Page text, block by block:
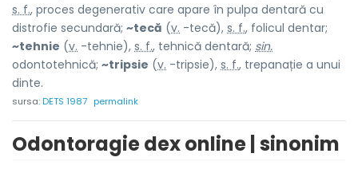
s. f., proces degenerativ care apare în pulpa dentară cu
distrofie secundară; ~tecă (v. -tecă), s. f., folicul dentar;
~tehnie (v. -tehnie), s. f., tehnică dentară; sin.
odontotehnică; ~tripsie (v. -tripsie), s. f., trepanație a unui
dinte.
sursa:DETS 1987 permalink
Odontoragie dex online | sinonim